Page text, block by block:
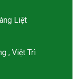
Liệt
, Việt Trì